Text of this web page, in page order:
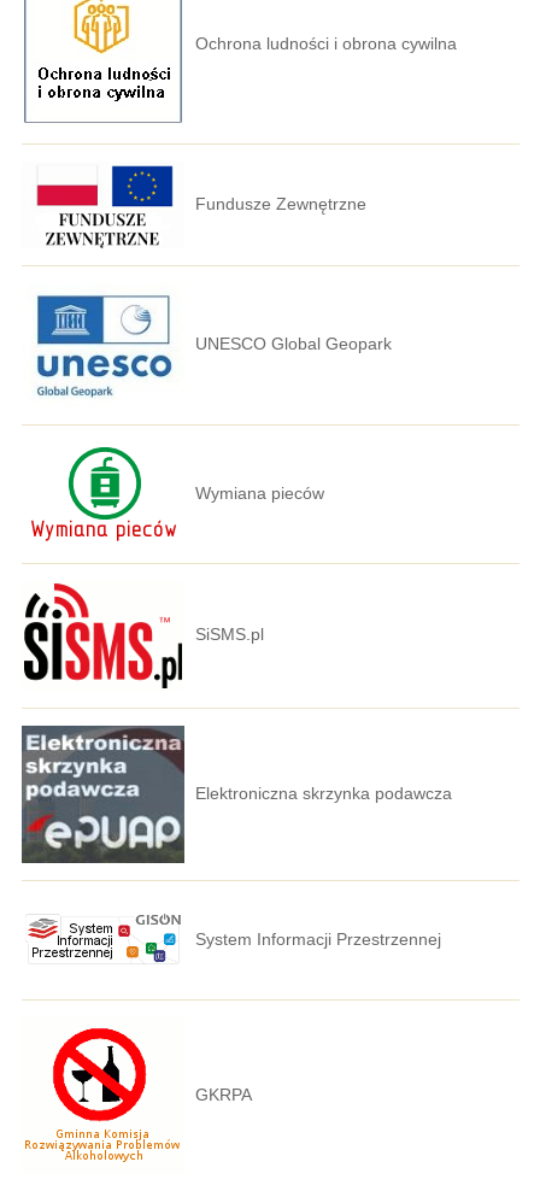
Ochrona ludności i obrona cywilna
Fundusze Zewnętrzne
UNESCO Global Geopark
Wymiana pieców
SiSMS.pl
Elektroniczna skrzynka podawcza
System Informacji Przestrzennej
GKRPA